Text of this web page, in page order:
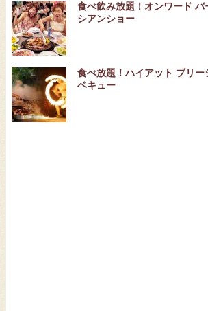
食べ飲み放題！オンワード
シアンショー
食べ放題！ハイアット ブリ
ベキュー